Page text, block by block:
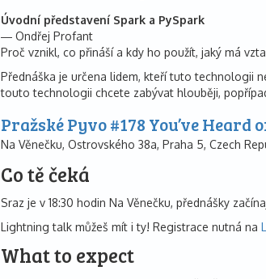
Úvodní představení Spark a PySpark
Ondřej Profant
Proč vznikl, co přináší a kdy ho použít, jaký má
Přednáška je určena lidem, kteří tuto technologii
touto technologii chcete zabývat hlouběji,
Pražské Pyvo #178 You’ve Heard
Na Věnečku, Ostrovského 38a, Praha 5, Czech
Co tě čeká
Sraz je v 18:30 hodin Na Věnečku, přednášky
Lightning talk můžeš mít i ty! Registrace nutná na
What to expect